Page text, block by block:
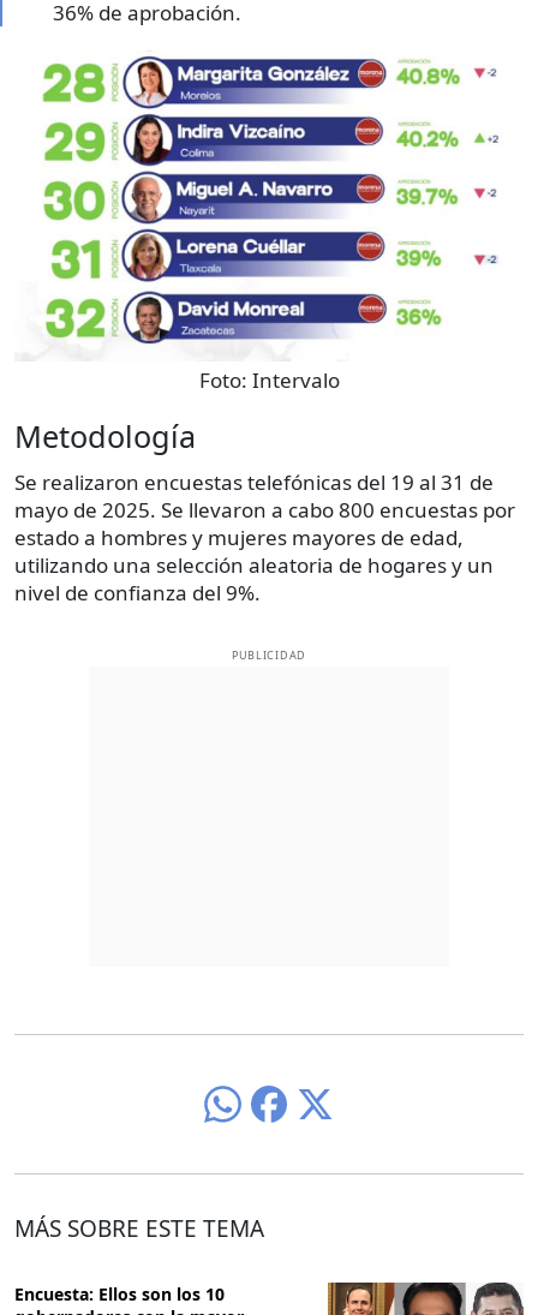
36% de aprobación.
Foto: Intervalo
Metodología
Se realizaron encuestas telefónicas del 19 al 31 de
mayo de 2025. Se llevaron a cabo 800 encuestas por
estado a hombres y mujeres mayores de edad,
utilizando una selección aleatoria de hogares y un
nivel de confianza del 9%.
PUBLICIDAD
MÁS SOBRE ESTE TEMA
Encuesta: Ellos son los 10